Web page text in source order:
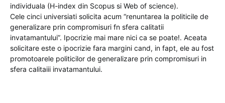
individuala (H-index din Scopus si Web of science).
Cele cinci universiati solicita acum “renuntarea la politicile de
generalizare prin compromisuri fn sfera calitatii
invatamantului”. Ipocrizie mai mare nici ca se poate!. Aceata
solicitare este o ipocrizie fara margini cand, in fapt, ele au fost
promotoarele politicilor de generalizare prin compromisuri in
sfera calitaiii invatamantului.